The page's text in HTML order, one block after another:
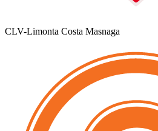
CLV-Limonta Costa Masnaga